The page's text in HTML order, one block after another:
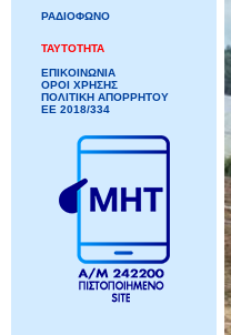
ΡΑΔΙΟΦΩΝΟ
ΤΑΥΤΟΤΗΤΑ
ΕΠΙΚΟΙΝΩΝΙΑ
ΟΡΟΙ ΧΡΗΣΗΣ
ΠΟΛΙΤΙΚΗ ΑΠΟΡΡΗΤΟΥ
ΕΕ 2018/334